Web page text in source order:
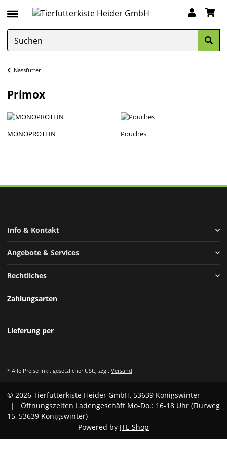
Nassfutter
Primox
MONOPROTEIN Pouches
Info & Kontakt
Angebote & Services
Rechtliches
Zahlungsarten
Lieferung per
* Alle Preise inkl. gesetzlicher USt., zzgl. Versand
© 2026 Tierfutterkiste Heider GmbH, 53639 Königswinter
| Öffnungszeiten Ladengeschäft Mo-Do.: 16-18 Uhr (Flurweg
15, 53639 Königswinter)
Powered by JTL-Shop